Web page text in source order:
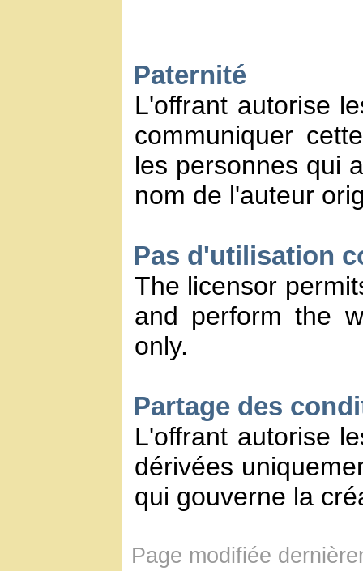
Paternité
L'offrant autorise
communiquer
les personnes qui
nom de l'auteur
Pas d'utilisation
The licensor
and perform the
only.
Partage des
L'offrant autorise
dérivées
qui gouverne la
Page modifiée